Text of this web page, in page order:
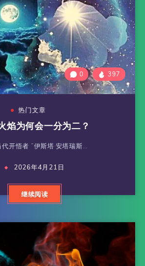
0 397
热门文章
焰为何会一分为二？
代开悟者 ”伊斯塔‧安塔瑞斯…
2026年4月21日
继续阅读